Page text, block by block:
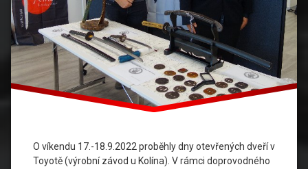
O víkendu 17.-18.9.2022 proběhly dny otevřených dveří v
Toyotě (výrobní závod u Kolína). V rámci doprovodného